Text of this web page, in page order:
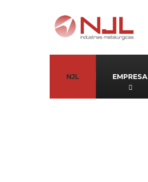
NJL EMPRESA